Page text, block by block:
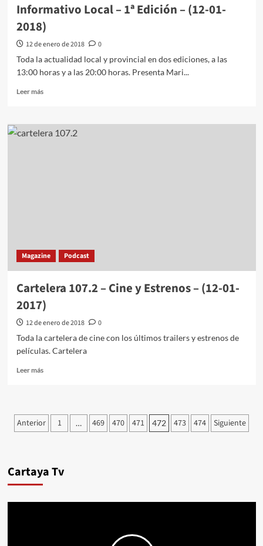
Informativo Local – 1ª Edición – (12-01-
2018)
12 de enero de 2018
0
Toda la actualidad local y provincial en dos ediciones, a las
13:00 horas y a las 20:00 horas. Presenta Mari...
Leer más
Magazine Podcast
Cartelera 107.2 – Cine y Estrenos – (12-01-
2017)
12 de enero de 2018
0
Toda la cartelera de cine con los últimos trailers y estrenos de
películas. Cartelera
Leer más
Anterior 1 … 469 470 471 472 473 474 Siguiente
Cartaya Tv